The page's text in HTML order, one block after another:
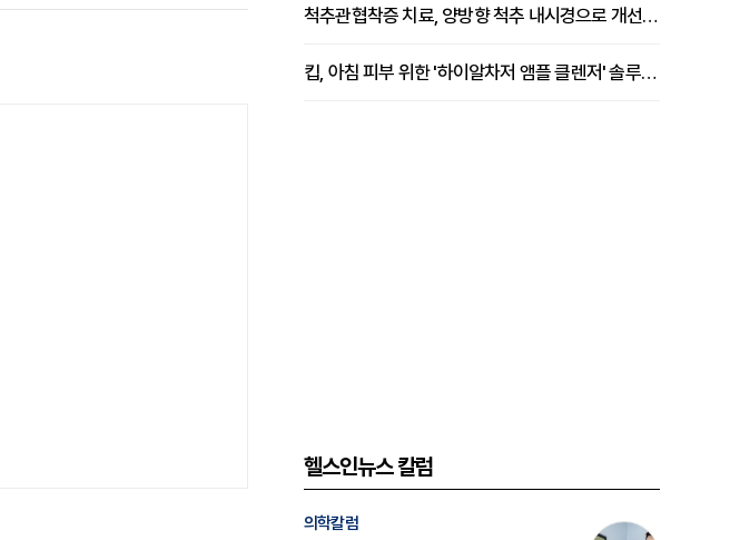
척추관협착증 치료, 양방향 척추 내시경으로 개선 도움 [이석원 원장 칼럼]
킵, 아침 피부 위한 '하이알차저 앰플 클렌저' 솔루션 공개
헬스인뉴스 칼럼
의학칼럼